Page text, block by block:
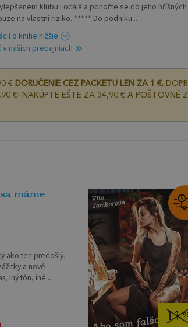
klubu LocalX a ponořte se do jeho
na vlastní riziko. ***** Do podniku...
o knihe nižšie
našich predajniach
€ DORUČENIE CEZ PACKETU LEN ZA 1 €.
€! NAKÚPTE EŠTE ZA 34,90 € A POŠTOVNÉ
máme
ako ten predošlý.
a nové
iný tón, iné...
11